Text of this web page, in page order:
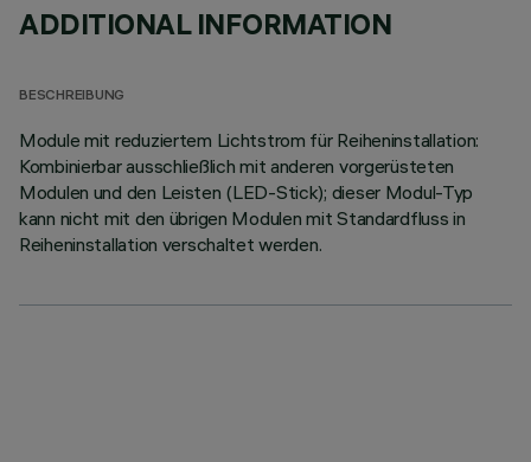
ADDITIONAL INFORMATION
BESCHREIBUNG
Module mit reduziertem Lichtstrom für Reiheninstallation:
Kombinierbar ausschließlich mit anderen vorgerüsteten
Modulen und den Leisten (LED-Stick); dieser Modul-Typ
kann nicht mit den übrigen Modulen mit Standardfluss in
Reiheninstallation verschaltet werden.